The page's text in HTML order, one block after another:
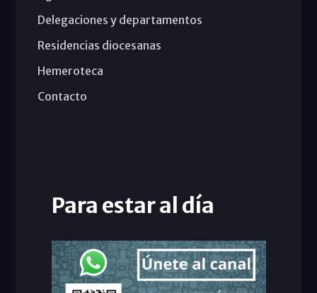
Delegaciones y departamentos
Residencias diocesanas
Hemeroteca
Contacto
Para estar al día